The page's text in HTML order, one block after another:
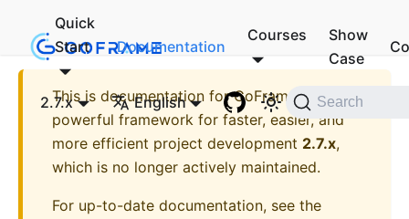
Quick
Start
Documentation
Courses
Show
Case
2.7.x English Search
This is documentation forGoFrame - A
powerful framework for faster, easier, and
more efficient project development 2.7.x,
which is no longer actively maintained.
For up-to-date documentation, see the